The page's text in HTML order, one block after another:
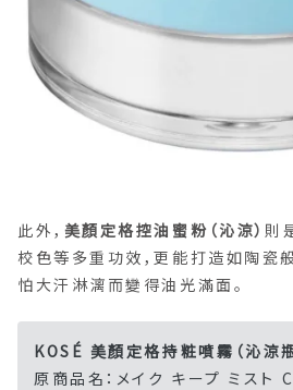
此外， 美顏定格控油蜜粉（沁涼） 則
校色等多重功效，更能打造如陶瓷
怕大汗淋漓而變得油光滿面。
KOSÉ 美顏定格持粧噴霧（沁涼瓶
原商品名：メイク キープ ミスト